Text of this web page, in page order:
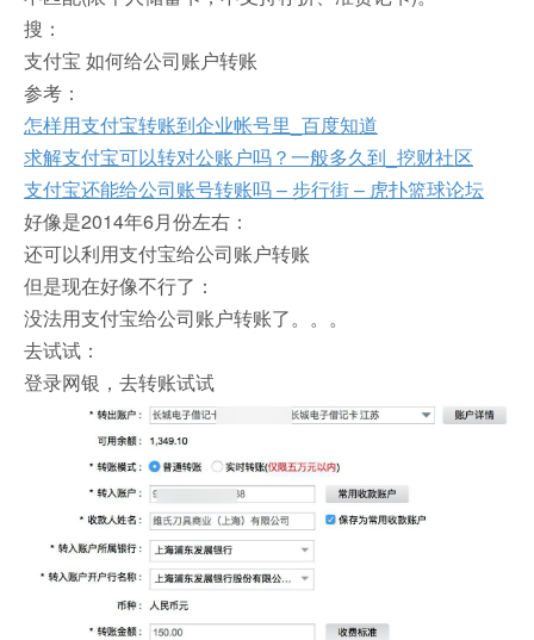
搜：
支付宝 如何给公司账户转账
参考：
怎样用支付宝转账到企业帐号里_百度知道
求解支付宝可以转对公账户吗？一般多久到_挖财社区
支付宝还能给公司账号转账吗 – 步行街 – 虎扑篮球论坛
好像是2014年6月份左右：
还可以利用支付宝给公司账户转账
但是现在好像不行了：
没法用支付宝给公司账户转账了。。。
去试试：
登录网银，去转账试试